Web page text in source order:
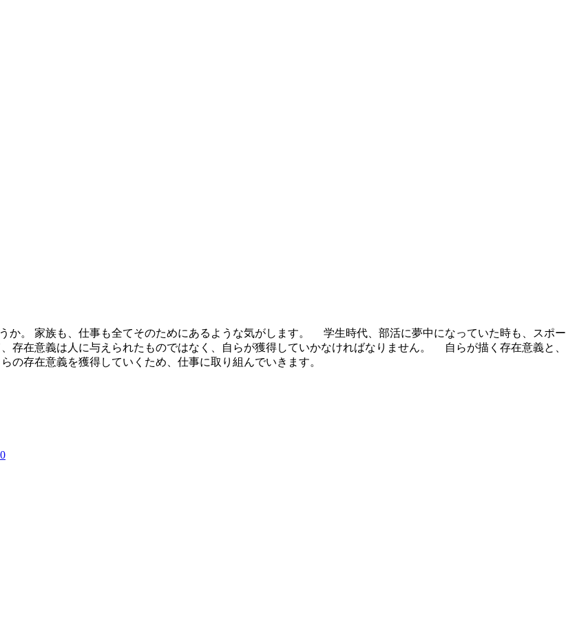
。 家族も、仕事も全てそのためにあるような気がします。 学生時代、部活に夢中になっていた時も、スポー
存在意義は人に与えられたものではなく、自らが獲得していかなければなりません。 自らが描く存在意義と、
の存在意義を獲得していくため、仕事に取り組んでいきます。